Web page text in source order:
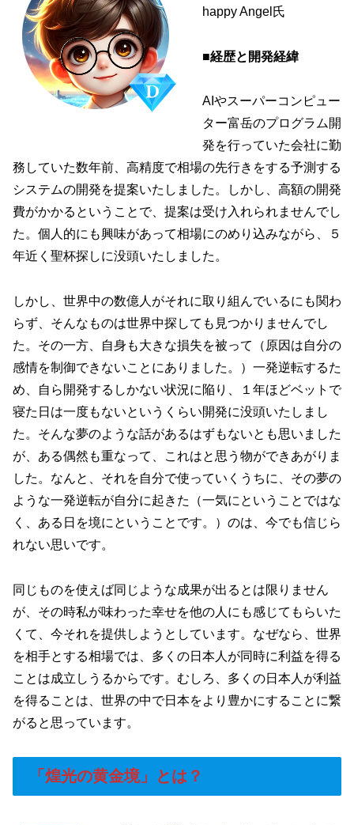
happy Angel氏
■経歴と開発経緯
AIやスーパーコンピュー
ター富岳のプログラム開
発を行っていた会社に勤
務していた数年前、高精度で相場の先行きをする予測する
システムの開発を提案いたしました。しかし、高額の開発
費がかかるということで、提案は受け入れられませんでし
た。個人的にも興味があって相場にのめり込みながら、５
年近く聖杯探しに没頭いたしました。
しかし、世界中の数億人がそれに取り組んでいるにも関わ
らず、そんなものは世界中探しても見つかりませんでし
た。その一方、自身も大きな損失を被って（原因は自分の
感情を制御できないことにありました。）一発逆転するた
め、自ら開発するしかない状況に陥り、１年ほどベットで
寝た日は一度もないというくらい開発に没頭いたしまし
た。そんな夢のような話があるはずもないとも思いました
が、ある偶然も重なって、これはと思う物ができあがりま
した。なんと、それを自分で使っていくうちに、その夢の
ような一発逆転が自分に起きた（一気にということではな
く、ある日を境にということです。）のは、今でも信じら
れない思いです。
同じものを使えば同じような成果が出るとは限りません
が、その時私が味わった幸せを他の人にも感じてもらいた
くて、今それを提供しようとしています。なぜなら、世界
を相手とする相場では、多くの日本人が同時に利益を得る
ことは成立しうるからです。むしろ、多くの日本人が利益
を得ることは、世界の中で日本をより豊かにすることに繋
がると思っています。
「煌光の黄金境」とは？